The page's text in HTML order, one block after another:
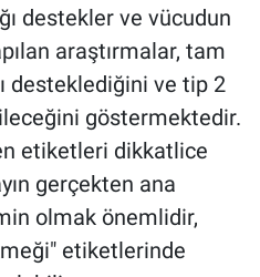
destekler ve vücudun
araştırmalar, tam
desteklediğini ve tip 2
göstermektedir.
etiketleri dikkatlice
gerçekten ana
olmak önemlidir,
etiketlerinde